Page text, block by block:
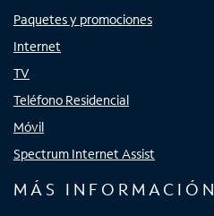
Paquetes y promociones
Internet
TV
Teléfono Residencial
Móvil
Spectrum Internet Assist
MÁS INFORMACIÓN